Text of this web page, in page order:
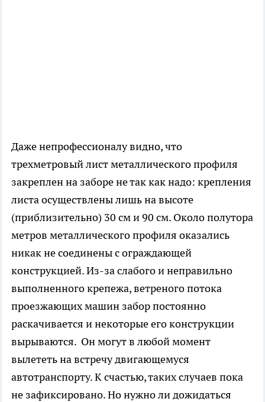
Даже непрофессионалу видно, что
трехметровый лист металлического профиля
закреплен на заборе не так как надо: крепления
листа осуществлены лишь на высоте
(приблизительно) 30 см и 90 см. Около полутора
метров металлического профиля оказались
никак не соединены с ограждающей
конструкцией. Из-за слабого и неправильно
выполненного крепежа, ветреного потока
проезжающих машин забор постоянно
раскачивается и некоторые его конструкции
вырываются. Он могут в любой момент
вылететь на встречу двигающемуся
автотранспорту. К счастью, таких случаев пока
не зафиксировано. Но нужно ли дожидаться